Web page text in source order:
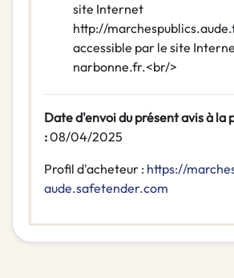
site Internet
http://
accessible par le site
narbonne.fr.<br/>
Date d'envoi du présent avis à la
:08/04/2025
Profil d'acheteur : https://
aude.safetender.com